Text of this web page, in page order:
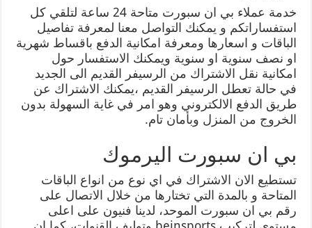
خدمة عملاء بي ان سبورت متاحة 24 ساعة لتلقي كل
استفساراتكم و يمكنك التواصل معنا لمعرفة تفاصيل
الباقات و اسعارها ومعرفة امكانية الدفع باقساط شهرية
او نصف سنوية او سنوية ويمكنك الاستفسار حول
امكانية نقل الاشتراك من الرسيفر القديم الى الجديد
في حالة تعطل الرسيفر القديم ،يمكنك الاشتراك عن
طريق الدفع الالكتروني وهو امر في غاية السهولة بدون
الخروج من المنزل وبأمان تام.
بي ان سبورت اليرموك
تستطيع الان الاشتراك في اي نوع من انواع الباقات
المتاحة و بالمدة التي تختارها من خلال الاتصال على
رقم بي ان سبورت الموحد، لدينا فنيون على اعلى